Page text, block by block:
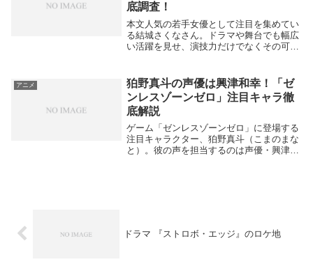
底調査！
本文人気の若手女優として注目を集めてい
る結城さくなさん。ドラマや舞台でも幅広
い活躍を見せ、演技力だけでなくその可愛
ると、「結城さくな 旦那」というワード
が浮上してき...
アニメ
狛野真斗の声優は興津和幸！「ゼ
ンレスゾーンゼロ」注目キャラ徹
底解説
ゲーム「ゼンレスゾーンゼロ」に登場する
注目キャラクター、狛野真斗（こまのまな
と）。彼の声を担当するのは声優・興津和
ドラマ 『ストロボ・エッジ』のロケ地